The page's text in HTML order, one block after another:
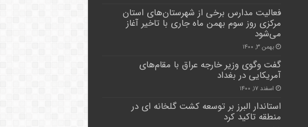
فعالیت مدارس برخی از شهرستان‌های استان
مرکزی روز سوم بهمن ماه جاری با تاخیر آغاز
می‌شود
بهمن ۳, ۱۴۰۰
گفت وگوی وزیر خارجه عراق با مقام‌های
آمریکایی در بغداد
اسفند ۱۷, ۱۴۰۰
استاندار البرز بر توسعه کشت گلخانه ای در
منطقه تاکید کرد